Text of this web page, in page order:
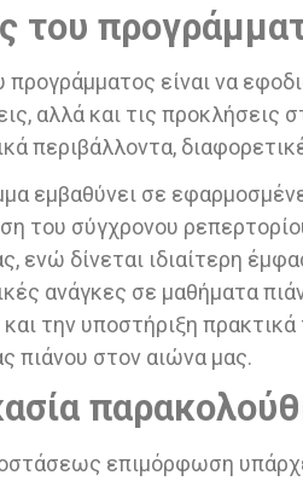
του
προγράμματος είναι να
αλλά και τις προκλήσεις
περιβάλλοντα,
εμβαθύνει σε
του σύγχρονου
ενώ δίνεται ιδιαίτερη
ανάγκες σε μαθήματα
την υποστήριξη
πιάνου στον αιώνα μας.
επιμόρφωση